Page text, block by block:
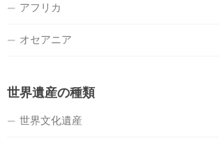
アフリカ
オセアニア
世界遺産の種類
世界文化遺産